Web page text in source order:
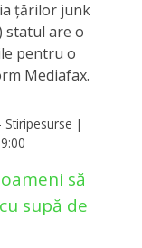
țărilor junk
statul are o
pentru o
Mediafax.
Stiripesurse |
să
supă de